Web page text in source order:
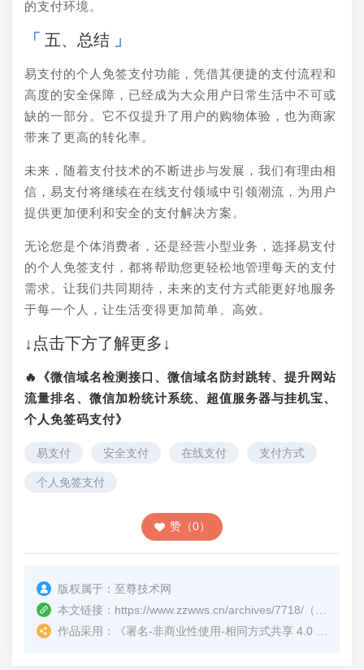
的支付环境。
五、总结
易支付的个人免签支付功能，凭借其便捷的支付流程和
高度的安全保障，已经成为大众用户日常生活中不可或
缺的一部分。它不仅提升了用户的购物体验，也为商家
带来了更高的转化率。
未来，随着支付技术的不断进步与发展，我们有理由相
信，易支付将继续在在线支付领域中引领潮流，为用户
提供更加便利和安全的支付解决方案。
无论您是个体消费者，还是经营小型业务，选择易支付
的个人免签支付，都将帮助您更轻松地管理每天的支付
需求。让我们共同期待，未来的支付方式能更好地服务
于每一个人，让生活变得更加简单、高效。
↓点击下方了解更多↓
🔥《微信域名检测接口、微信域名防封跳转、提升网站
流量排名、微信加粉统计系统、超值服务器与挂机宝、
个人免签码支付》
易支付 安全支付 在线支付 支付方式
个人免签支付
赞（0）
版权属于： 至尊技术网
本文链接： https://www.zzwws.cn/archives/7718/ （转载时请注明本文出处及文章链接）
作品采用：
《署名-非商业性使用-相同方式共享 4.0 国际 (CC BY-NC-SA 4.0)